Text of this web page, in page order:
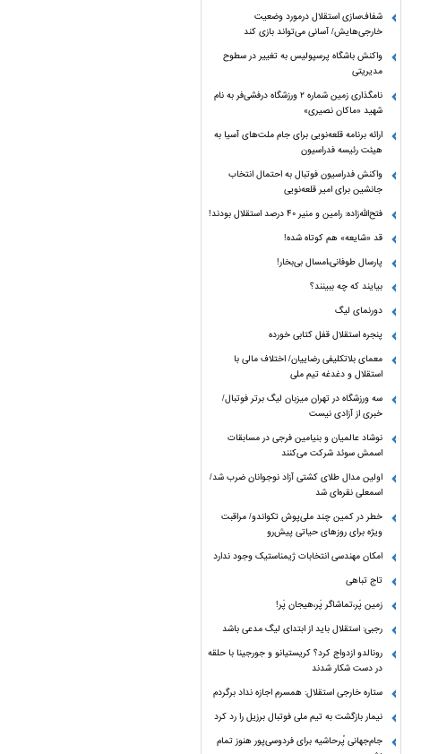
شفاف‌سازی استقلال درمورد وضعیت
خارجی‌هایش/ آسانی می‌تواند بازی کند
واکنش باشگاه پرسپولیس به تغییر در سطوح
مدیریتی
نامگذاری زمین شماره ۲ ورزشگاه درفشی‌فر به نام
شهید «ماکان نصیری»
ارائه برنامه‌ قلعه‌نویی برای جام ملت‌های آسیا به
هیئت رئیسه فدراسیون
واکنش فدراسیون فوتبال به احتمال انتخاب
جانشین برای امیر قلعه‌نویی
فتح‌الله‌زاده: رامین و منیر 40 درصد استقلال بودند!
قد «شایعه» هم کوتاه شده!
پارسال طوفانی،امسال بی‌بخار!
بیایند که چه ببینند؟
دورنمای لیگ
پنجره‌ استقلال قفل کتابی خورده
معمای بلاتکلیفی رضاییان/ اختلاف مالی با
استقلال و دغدغه تیم ملی
سه ورزشگاه در تهران میزبان لیگ برتر فوتبال/
خبری از آزادی نیست
نوشاد عالمیان و بنیامین فرجی در مسابقات
اسمش سوئد شرکت می‌کنند
اولین مدال طلای کشتی آزاد نوجوانان ضرب شد/
اسمعلی نقره‌ای شد
خطر در کمین چند ملی‌پوش تکواندو/ مراقبت
ویژه برای روزهای حیاتی پیش‌رو
امکان مهندسی انتخابات ژیمناستیک وجود ندارد
تاج تباهی
زمین پَر،تماشاگر پَر،هیجان پَر!
رجبی: استقلال باید از ابتدای لیگ مدعی باشد
رونالدو ازدواج کرد؟ کریستیانو و جورجینا با حلقه
در دست شکار شدند
ستاره خارجی استقلال: همسرم اجازه نداد برگردم
نیمار بازگشت به تیم ملی فوتبال برزیل را رد کرد
جام‌جهانی پُرحاشیه برای فردوسی‌پور هنوز تمام